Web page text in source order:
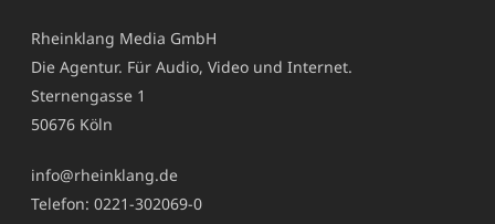
Rheinklang Media GmbH
Die Agentur. Für Audio, Video und Internet.
Sternengasse 1
50676 Köln
info@rheinklang.de
Telefon: 0221-302069-0